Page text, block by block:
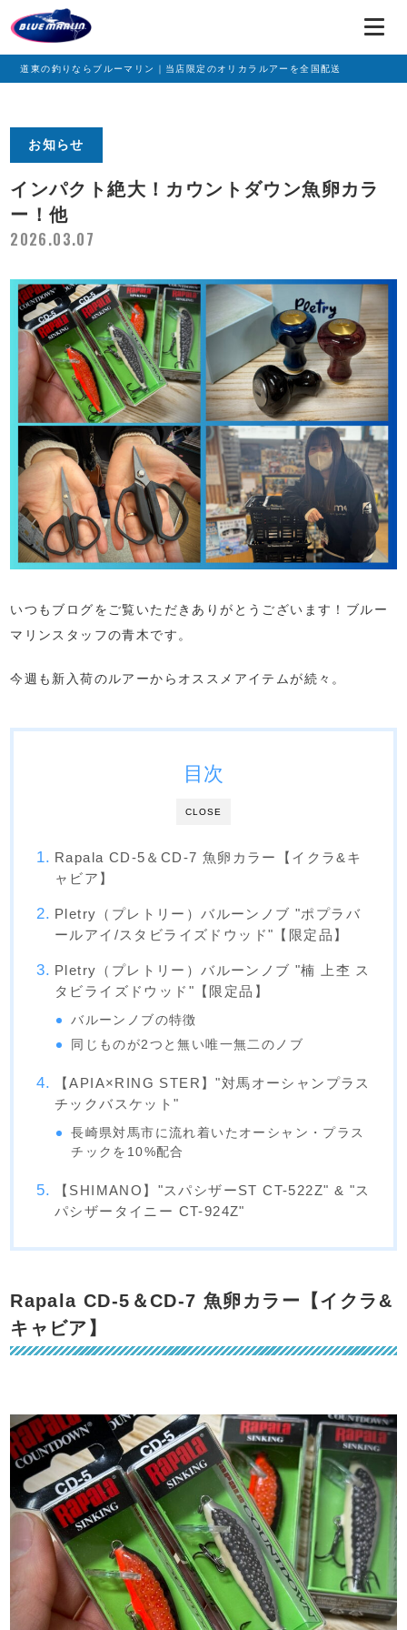
道東の釣りならブルーマリン｜当店限定のオリカラルアーを全国配送
お知らせ
インパクト絶大！カウントダウン魚卵カラ
ー！他
2026.03.07
いつもブログをご覧いただきありがとうございます！ブルー
マリンスタッフの青木です。
今週も新入荷のルアーからオススメアイテムが続々。
CLOSE
目次
Rapala CD-5＆CD-7 魚卵カラー【イクラ&キ
ャビア】
Pletry（プレトリー）バルーンノブ "ポプラバ
ールアイ/スタビライズドウッド"【限定品】
Pletry（プレトリー）バルーンノブ "楠 上杢 ス
タビライズドウッド"【限定品】
バルーンノブの特徴
同じものが2つと無い唯一無二のノブ
【APIA×RING STER】"対馬オーシャンプラス
チックバスケット"
長崎県対馬市に流れ着いたオーシャン・プラス
チックを10%配合
【SHIMANO】"スパシザーST CT-522Z" & "ス
パシザータイニー CT-924Z"
Rapala CD-5＆CD-7 魚卵カラー【イクラ&
キャビア】